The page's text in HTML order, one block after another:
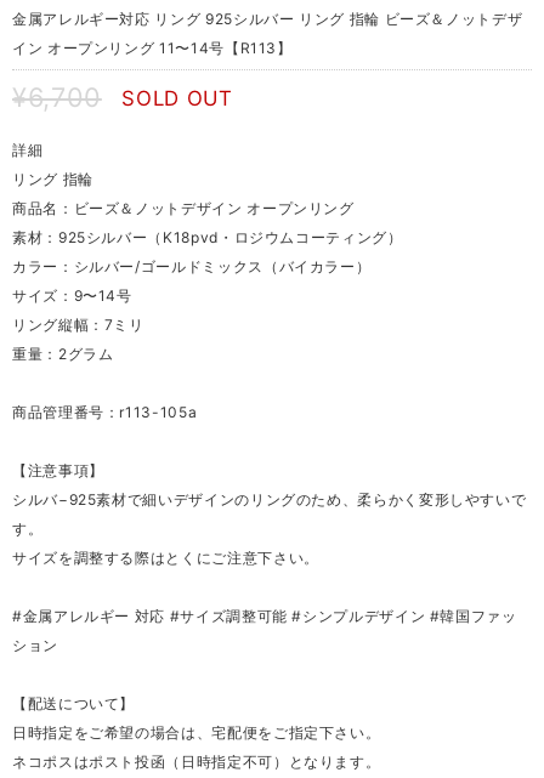
金属アレルギー対応 リング 925シルバー リング 指輪 ビーズ＆ノットデザ
イン オープンリング 11〜14号【R113】
¥6,700 SOLD OUT
詳細
リング 指輪
商品名：ビーズ＆ノットデザイン オープンリング
素材：925シルバー（K18pvd・ロジウムコーティング）
カラー：シルバー/ゴールドミックス（バイカラー）
サイズ：9〜14号
リング縦幅：7ミリ
重量：2グラム
商品管理番号：r113-105a
【注意事項】
シルバ−925素材で細いデザインのリングのため、柔らかく変形しやすいで
す。
サイズを調整する際はとくにご注意下さい。
#金属アレルギー 対応 #サイズ調整可能 #シンプルデザイン #韓国ファッ
ション
【配送について】
日時指定をご希望の場合は、宅配便をご指定下さい。
ネコポスはポスト投函（日時指定不可）となります。